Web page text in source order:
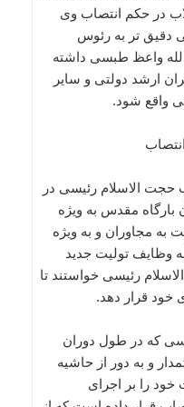
در حکم انتصاب وی
دقیق تر به رئوس
واعظ طبسی داشته
ارشد دولتی و سایر
واقع شود.
حجت الاسلام رئیسی در
بارگاه مقدس به ویژه
به مجاوران و به ویژه
وظایف تولیت جدید
رئیسی خواستند تا
خود قرار دهد.
که در طول دوران
و به دور از حاشیه
را بر اجرای